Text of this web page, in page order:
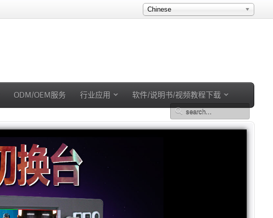
Chinese
ODM/OEM服务 行业应用 软件/说明书/视频教程下载